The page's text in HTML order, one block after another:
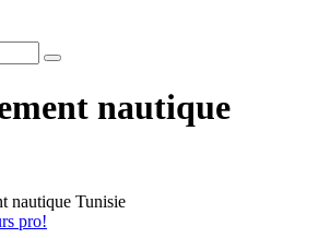
nautique
nautique Tunisie
pro!